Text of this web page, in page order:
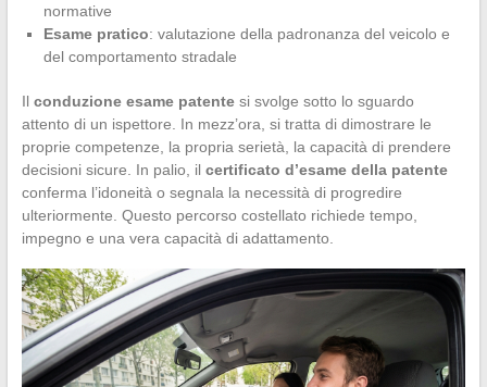
normative
Esame pratico: valutazione della padronanza del veicolo e
del comportamento stradale
Il conduzione esame patentesi svolge sotto lo sguardo
attento di un ispettore. In mezz’ora, si tratta di dimostrare le
proprie competenze, la propria serietà, la capacità di prendere
decisioni sicure. In palio, il certificato d’esame della patente
conferma l’idoneità o segnala la necessità di progredire
ulteriormente. Questo percorso costellato richiede tempo,
impegno e una vera capacità di adattamento.